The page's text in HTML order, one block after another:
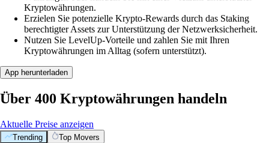
Kryptowährungen.
Erzielen Sie potenzielle Krypto-Rewards durch das Staking
berechtigter Assets zur Unterstützung der Netzwerksicherheit.
Nutzen Sie LevelUp-Vorteile und zahlen Sie mit Ihren
Kryptowährungen im Alltag (sofern unterstützt).
App herunterladen
Über 400 Kryptowährungen handeln
Aktuelle Preise anzeigen
Trending Top Movers